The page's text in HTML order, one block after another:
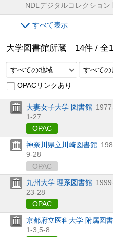
NDLデジタルコレクション
すべて表示
大学図書館所蔵 14件 / 全
すべての地域
すべて
OPACリンクあり
大妻女子大学 図書館
1-27
OPAC
神奈川県立川崎図書館
9-28
OPAC
九州大学 理系図書館
23-28
OPAC
京都府立医科大学 附属図
1-3,5-8